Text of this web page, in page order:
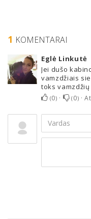
1 KOMENTARAI
Eglė Linkutė
Jei dušo
vamzdžiais
toks
(0) · (0) ·